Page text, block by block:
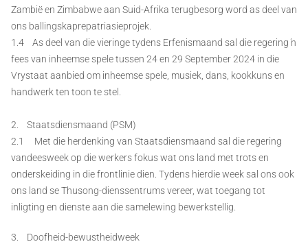
Zambië en Zimbabwe aan Suid-Afrika terugbesorg word as deel van
ons ballingskaprepatriasieprojek.
1.4 As deel van die vieringe tydens Erfenismaand sal die regering ŉ
fees van inheemse spele tussen 24 en 29 September 2024 in die
Vrystaat aanbied om inheemse spele, musiek, dans, kookkuns en
handwerk ten toon te stel.
2. Staatsdiensmaand (PSM)
2.1 Met die herdenking van Staatsdiensmaand sal die regering
vandeesweek op die werkers fokus wat ons land met trots en
onderskeiding in die frontlinie dien. Tydens hierdie week sal ons ook
ons land se Thusong-dienssentrums vereer, wat toegang tot
inligting en dienste aan die samelewing bewerkstellig.
3. Doofheid-bewustheidweek